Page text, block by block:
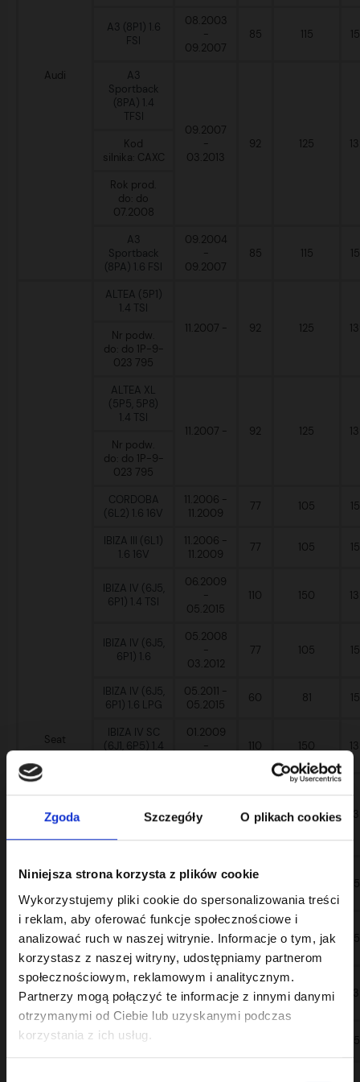
Zgoda Szczegóły O plikach cookies
Niniejsza strona korzysta z plików cookie
Wykorzystujemy pliki cookie do spersonalizowania treści
i reklam, aby oferować funkcje społecznościowe i
analizować ruch w naszej witrynie. Informacje o tym, jak
korzystasz z naszej witryny, udostępniamy partnerom
społecznościowym, reklamowym i analitycznym.
Partnerzy mogą połączyć te informacje z innymi danymi
otrzymanymi od Ciebie lub uzyskanymi podczas
korzystania z ich usług.
Audi
A3 (8P1) 1.6
FSI
08.2003
-
09.2007
85 115
A3
Sportback
(8PA) 1.4
TFSI
09.2007
-
03.2013
92 125
Kod
silnika: CAXC
Rok prod.
do: do
07.2008
A3
Sportback
(8PA) 1.6 FSI
09.2004
-
09.2007
85 115
Seat
ALTEA (5P1)
1.4 TSI
11.2007 -
92 125
Nr podw.
do: do 1P-9-
023 795
ALTEA XL
(5P5, 5P8)
1.4 TSI
11.2007 -
92 125
Nr podw.
do: do 1P-9-
023 795
CORDOBA
(6L2) 1.6 16V
11.2006 -
11.2009
77 105
IBIZA III (6L1)
1.6 16V
11.2006 -
11.2009
77 105
IBIZA IV (6J5,
6P1) 1.4 TSI
06.2009
-
05.2015
110 150
IBIZA IV (6J5,
6P1) 1.6
05.2008
-
03.2012
77 105
IBIZA IV (6J5,
6P1) 1.6 LPG
05.2011 -
05.2015
60 81
IBIZA IV SC
(6J1, 6P5) 1.4
01.2009
-
110 150
(6J1, 6P5) 1.4
05.2015
132
180
IBIZA IV SC
07.2008
05.2015
IBIZA IV SC
(6J1, 6P5) 1.6
LPG
05.2011 -
05.2015
60 81
IBIZA IV ST
(6J8, 6P8) 1.4
TSI
02.2012 -
05.2015
110 150
IBIZA IV ST